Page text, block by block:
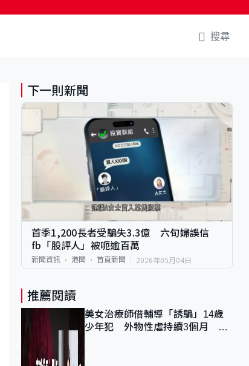
搜尋
下一則新聞
首季1,200長者受騙失3.3億 六旬婦誤信
fb「股評人」被呃逾百萬
新聞資訊 港聞 首頁新聞 2026年05月04日
推薦閱讀
美女治療師借輔導「誘騙」14歲
少年犯 外物性虐持續3個月 受